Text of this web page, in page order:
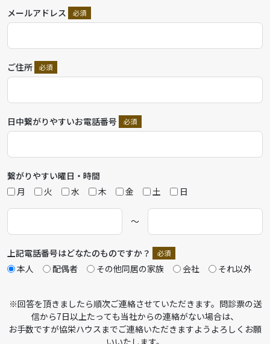
メールアドレス
ご住所
日中繋がりやすいお電話番号
繋がりやすい曜日・時間
月
火 水 木 金 土 日
〜
上記電話番号はどなたのものですか？
本人
配偶者 その他同居の家族 会社 それ以外
※回答を頂きましたら順次ご連絡させていただきます。問診票の送
信から7日以上たっても当社からの連絡がない場合は、
お手数ですが協栄ハウスまでご連絡いただきますようよろしくお願
いいたします。